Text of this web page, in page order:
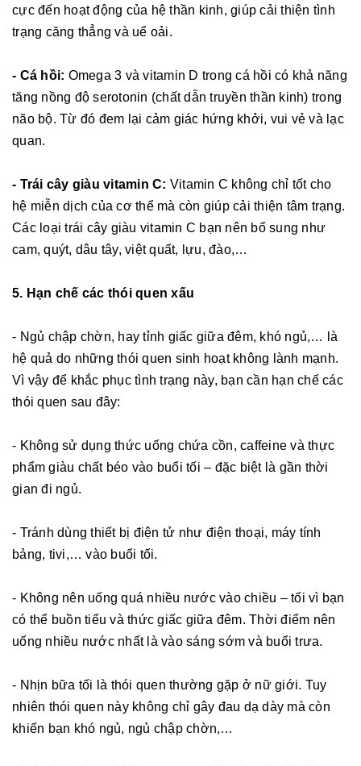
cực đến hoạt động của hệ thần kinh, giúp cải thiện tình
trạng căng thẳng và uể oải.
- Cá hồi: Omega 3 và vitamin D trong cá hồi có khả năng
tăng nồng độ serotonin (chất dẫn truyền thần kinh) trong
não bộ. Từ đó đem lại cảm giác hứng khởi, vui vẻ và lạc
quan.
- Trái cây giàu vitamin C: Vitamin C không chỉ tốt cho
hệ miễn dịch của cơ thể mà còn giúp cải thiện tâm trạng.
Các loại trái cây giàu vitamin C bạn nên bổ sung như
cam, quýt, dâu tây, việt quất, lựu, đào,…
5. Hạn chế các thói quen xấu
- Ngủ chập chờn, hay tỉnh giấc giữa đêm, khó ngủ,… là
hệ quả do những thói quen sinh hoạt không lành mạnh.
Vì vậy để khắc phục tình trạng này, bạn cần hạn chế các
thói quen sau đây:
- Không sử dụng thức uống chứa cồn, caffeine và thực
phẩm giàu chất béo vào buổi tối – đặc biệt là gần thời
gian đi ngủ.
- Tránh dùng thiết bị điện tử như điện thoại, máy tính
bảng, tivi,… vào buổi tối.
- Không nên uống quá nhiều nước vào chiều – tối vì bạn
có thể buồn tiểu và thức giấc giữa đêm. Thời điểm nên
uống nhiều nước nhất là vào sáng sớm và buổi trưa.
- Nhịn bữa tối là thói quen thường gặp ở nữ giới. Tuy
nhiên thói quen này không chỉ gây đau dạ dày mà còn
khiến bạn khó ngủ, ngủ chập chờn,…